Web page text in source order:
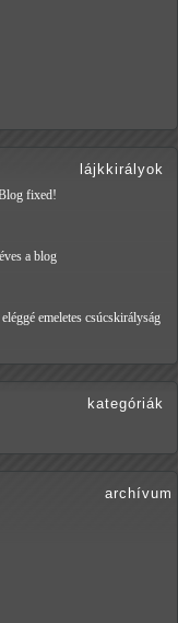
lájkkirályok
fixed!
a blog
emeletes csúcskirályság
kategóriák
archívum